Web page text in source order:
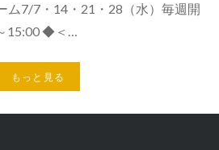
ム7/7・14・21・28（水）毎週開
15:00 ◆＜…
もっと見る